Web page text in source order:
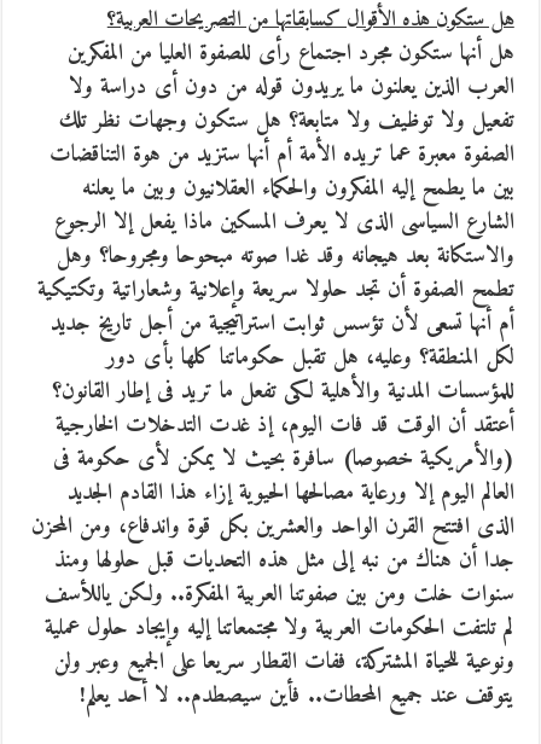
هل ستكون هذه الأقوال كسابقاتها من التصريحات العربية؟
هل أنها ستكون مجرد اجتماع رأى للصفوة العليا من المفكرين
العرب الذين يعلنون ما يريدون قوله من دون أى دراسة ولا
تفعيل ولا توظيف ولا متابعة؟ هل ستكون وجهات نظر تلك
الصفوة معبرة عما تريده الأمة أم أنها ستزيد من هوة التناقضات
بين ما يطمح إليه المفكرون والحكماء العقلانيون وبين ما يعلنه
الشارع السياسى الذى لا يعرف المسكين ماذا يفعل إلا الرجوع
والاستكانة بعد هيجانه وقد غدا صوته مبحوحا ومجروحا؟ وهل
تطمح الصفوة أن تجد حلولا سريعة وإعلانية وشعاراتية وتكتيكية
أم أنها تسعى لأن تؤسس ثوابت استراتيجية من أجل تاريخ جديد
لكل المنطقة؟ وعليه، هل تقبل حكوماتنا كلها بأى دور
للمؤسسات المدنية والأهلية لكى تفعل ما تريد فى إطار القانون؟
أعتقد أن الوقت قد فات اليوم، إذ غدت التدخلات الخارجية
(والأمريكية خصوصا) سافرة بحيث لا يمكن لأى حكومة فى
العالم اليوم إلا ورعاية مصالحها الحيوية إزاء هذا القادم الجديد
الذى افتتح القرن الواحد والعشرين بكل قوة واندفاع، ومن المحزن
جدا أن هناك من نبه إلى مثل هذه التحديات قبل حلولها ومنذ
سنوات خلت ومن بين صفوتنا العربية المفكرة.. ولكن ياللأسف
لم تلتفت الحكومات العربية ولا مجتمعاتنا إليه وإيجاد حلول عملية
ونوعية للحياة المشتركة، ففات القطار سريعا على الجميع وعبر ولن
يتوقف عند جميع المحطات.. فأين سيصطدم.. لا أحد يعلم!